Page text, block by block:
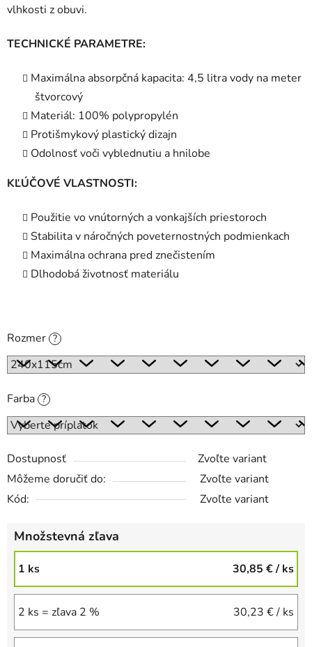
vlhkosti z obuvi.
TECHNICKÉ PARAMETRE:
Maximálna absorpčná kapacita: 4,5 litra vody na meter
štvorcový
Materiál: 100% polypropylén
Protišmykový plastický dizajn
Odolnosť voči vyblednutiu a hnilobe
KĽÚČOVÉ VLASTNOSTI:
Použitie vo vnútorných a vonkajších priestoroch
Stabilita v náročných poveternostných podmienkach
Maximálna ochrana pred znečistením
Dlhodobá životnosť materiálu
Rozmer ?
Farba ?
Dostupnosť
Zvoľte variant
Môžeme doručiť do:
Zvoľte variant
Kód:
Zvoľte variant
Množstevná zľava
1 ks 30,85 €/ ks
2 ks = zľava 2 % 30,23 €/ ks